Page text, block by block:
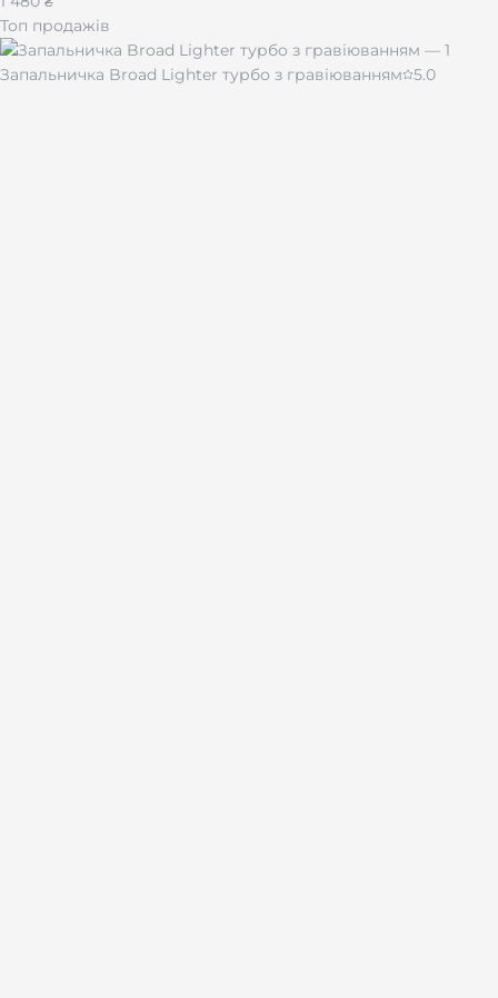
Топ продажів
Запальничка Broad Lighter турбо з гравіюванням
5.0